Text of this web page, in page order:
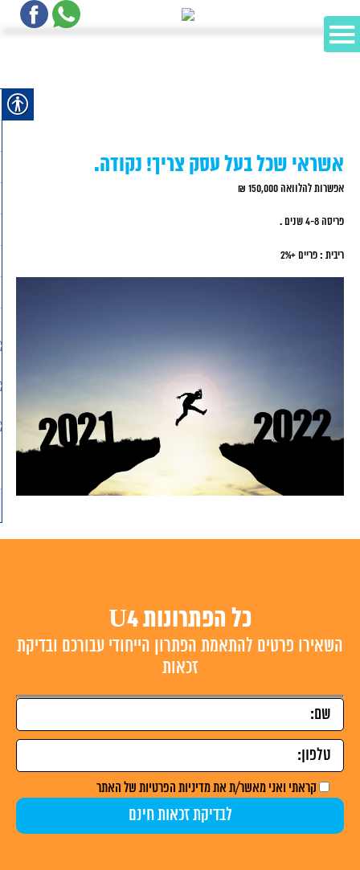
אשראי שכל בעל עסק צריך! נקודה.
אפשרות להלוואה 150,000 ₪
פריסה 4-8 שנים .
ריבית : פריים +2%
כל הפתרונות U4
השאירו פרטים להתאמת הפתרון הייחודי עבורכם ובדיקת
זכאות
קראתי ואני מאשר/ת אתמדיניות הפרטיות של האתר